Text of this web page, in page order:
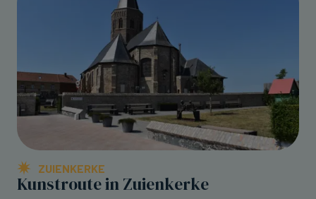
ZUIENKERKE
Kunstroute in Zuienkerke